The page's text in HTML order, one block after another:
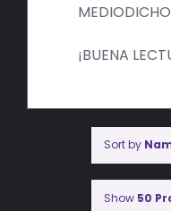
¡BUENA
Sort by
Show 50